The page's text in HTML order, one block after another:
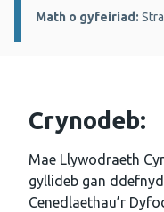
Math o gyfeiriad:
Crynodeb:
Mae Llywodraeth
gyllideb gan
Cenedlaethau’r